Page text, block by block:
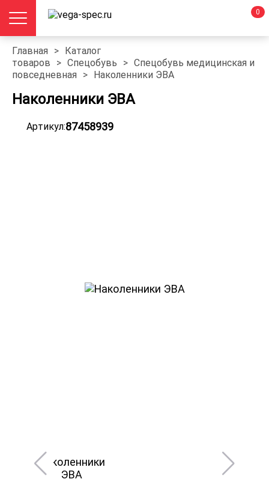
0
Главная > Каталог
товаров
> Спецобувь > Спецобувь медицинская и
повседневная
> Наколенники ЭВА
Наколенники ЭВА
Артикул:87458939